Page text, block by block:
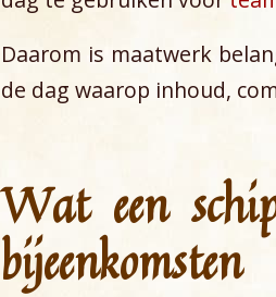
Daarom is maatwerk
de dag waarop inhoud,
Wat een
bijeenkomsten